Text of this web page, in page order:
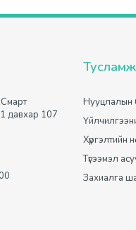
давхар 107
Тусламж
Нууцлалын
Хүргэлтийн
Түгээмэл
Захиалга